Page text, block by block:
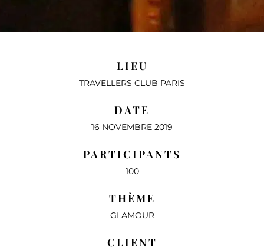
LIEU
TRAVELLERS CLUB PARIS
DATE
16 NOVEMBRE 2019
PARTICIPANTS
100
THÈME
GLAMOUR
CLIENT